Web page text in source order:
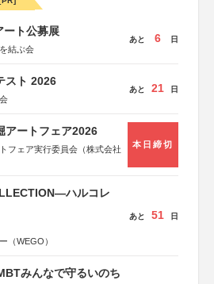
ート公募展
結ぶ会
あと 6 日
スト 2026
あと 21 日
アートフェア2026
フェア実行委員会（株式会社
本日締切
ハルコレ
（WEGO）
あと 51 日
みんなで守るいのち